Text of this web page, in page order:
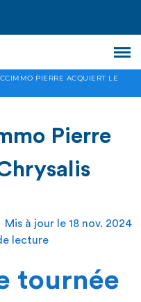
PIERRE ACQUIERT LE
Pierre
Mis à jour le 18 nov. 2024
lecture
tournée